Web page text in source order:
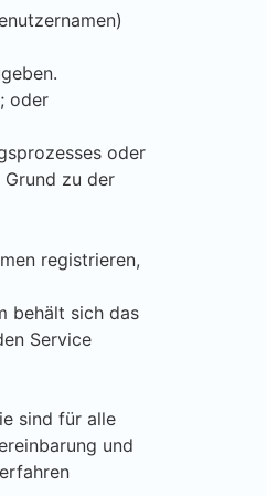
oder
oder
Grund zu der
registrieren,
behält sich das
Service
sind für alle
und